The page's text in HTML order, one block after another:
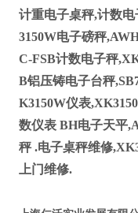
计重电子桌秤,计数
3150W电子磅秤
C-FSB计数电子秤
B铝压铸电子台秤
K3150W仪表
数仪表 BH电子天平
秤 .电子桌秤维修
上门维修.